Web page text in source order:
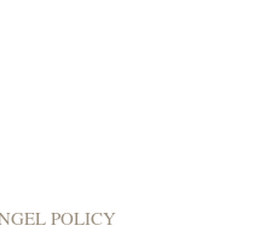
POLICY